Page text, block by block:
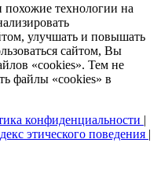
технологии на
улучшать и повышать
сайтом, Вы
«cookies». Тем не
файлы «cookies» в
конфиденциальности |
этического поведения |